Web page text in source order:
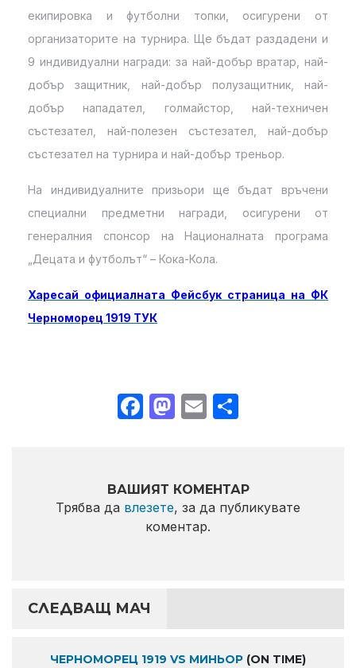
екипировка и футболни топки, осигурени от
организаторите на турнира. Ще бъдат раздадени и
9 индивидуални награди: за най-добър вратар, най-
добър защитник, най-добър полузащитник, най-
добър нападател, голмайстор, най-техничен
състезател, най-полезен състезател, най-добър
състезател на турнира и най-добър треньор.
На индивидуалните призьори ще бъдат връчени
специални предметни награди, осигурени от
генералния спонсор на Националната програма
„Децата и футболът“ – Кока-Кола.
Харесай официалната Фейсбук страница на ФК
Черноморец 1919 ТУК
Facebook
Mastodon
Email
ВАШИЯТ КОМЕНТАР
Трябва да влезете, за да публикувате
коментар.
СЛЕДВАЩ МАЧ
ЧЕРНОМОРЕЦ 1919 VS МИНЬОР (ON TIME)